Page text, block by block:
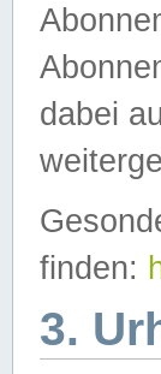
dabei
finden:
3.